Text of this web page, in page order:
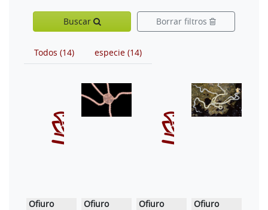
Buscar Borrar filtros
Todos (14) especie (14)
Ofiuro Ofiuro Ofiuro Ofiuro